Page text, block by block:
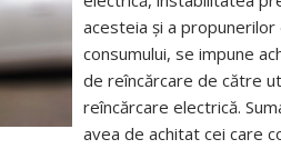
acesteia și a
consumului, se impune
de reîncărcare de către
reîncărcare electrică.
avea de achitat cei care